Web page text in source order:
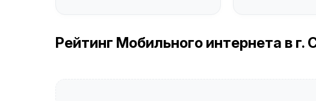
Рейтинг Мобильного интернета в г.